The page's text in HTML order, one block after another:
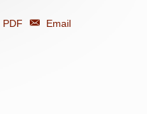
PDF Email